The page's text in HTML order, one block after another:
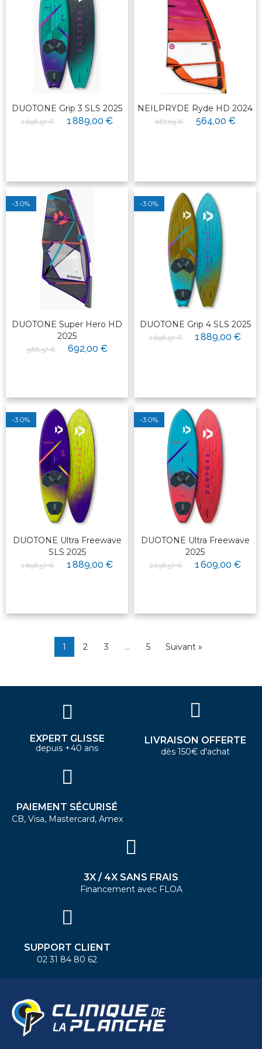
DUOTONE Grip 3 SLS 2025
2 698,57 € 1 889,00 €
NEILPRYDE Ryde HD 2024
867,69 € 564,00 €
-30%
DUOTONE Super Hero HD
2025
988,57 € 692,00 €
-30%
DUOTONE Grip 4 SLS 2025
2 698,57 € 1 889,00 €
-30%
DUOTONE Ultra Freewave
SLS 2025
2 698,57 € 1 889,00 €
-30%
DUOTONE Ultra Freewave
2025
2 298,57 € 1 609,00 €
1 2 3 … 5 Suivant »
EXPERT GLISSE
depuis +40 ans
LIVRAISON OFFERTE
dès 150€ d'achat
PAIEMENT SÉCURISÉ
CB, Visa, Mastercard, Amex
3X / 4X SANS FRAIS
Financement avec FLOA
SUPPORT CLIENT
02 31 84 80 62